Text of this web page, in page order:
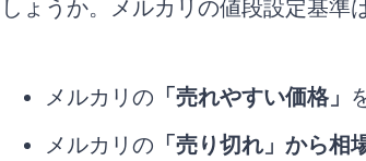
しょうか。メルカリの値段設定基準
メルカリの 「売れやすい価格」
メルカリの 「売り切れ」から相